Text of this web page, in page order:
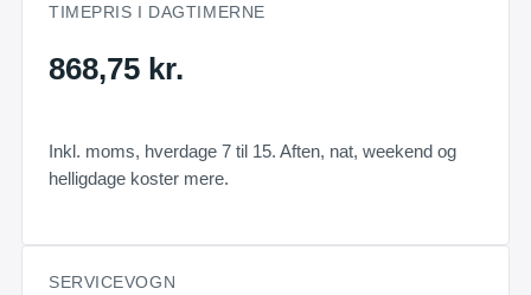
TIMEPRIS I DAGTIMERNE
868,75 kr.
Inkl. moms, hverdage 7 til 15. Aften, nat, weekend og
helligdage koster mere.
SERVICEVOGN